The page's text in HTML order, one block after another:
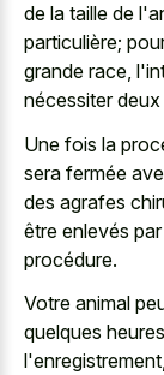
de la taille de
particulière;
grande race,
nécessiter
Une fois la
sera fermée
des agrafes
être enlevés
procédure.
Votre animal
quelques